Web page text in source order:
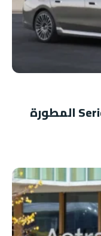
فتح باب حجز بي إم دبليو 7 Series المطورة